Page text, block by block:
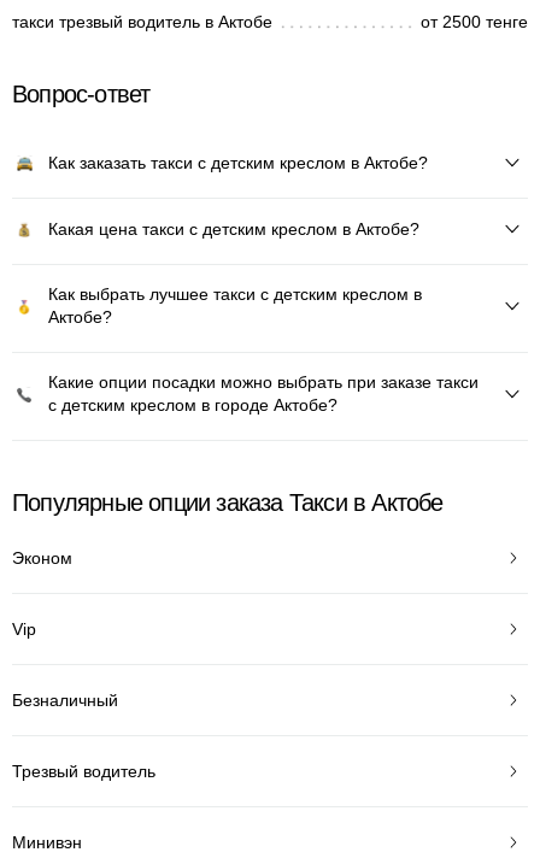
такси трезвый водитель в Актобе
от 2500 тенге
Вопрос-ответ
Как заказать такси с детским креслом в Актобе?
Какая цена такси с детским креслом в Актобе?
Как выбрать лучшее такси с детским креслом в
Актобе?
Какие опции посадки можно выбрать при заказе такси
с детским креслом в городе Актобе?
Популярные опции заказа Такси в Актобе
Эконом
Vip
Безналичный
Трезвый водитель
Минивэн